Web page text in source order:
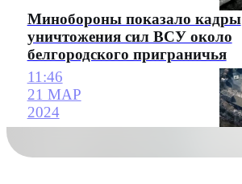
Минобороны показало кадры
уничтожения сил ВСУ около
белгородского приграничья
11:46
21 МАР
2024